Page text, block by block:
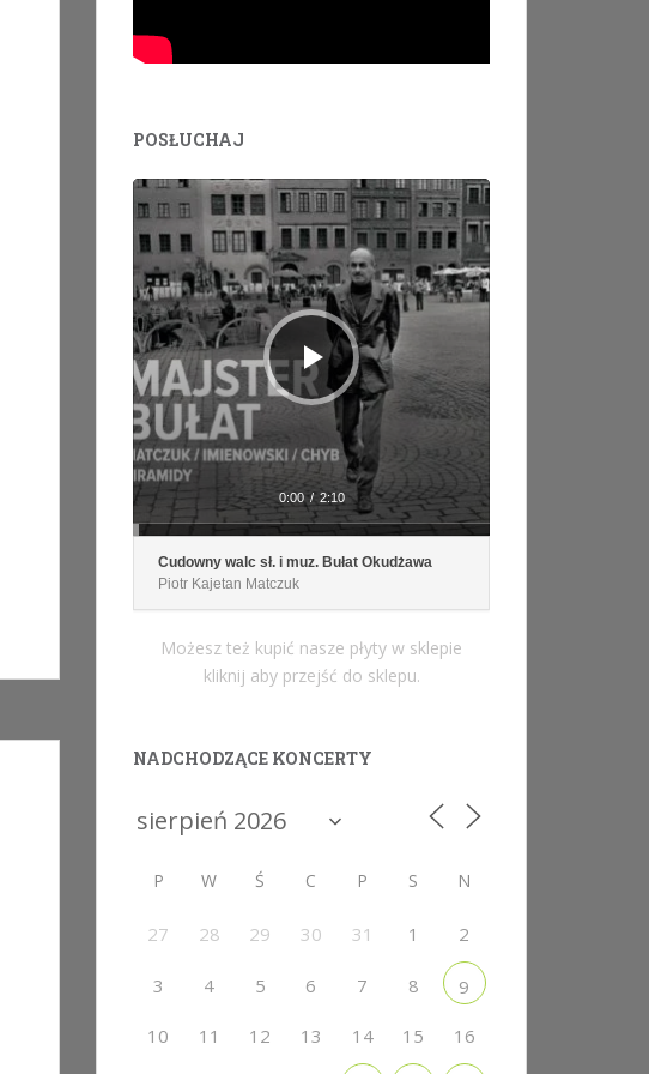
POSŁUCHAJ
Odtwarzacz
plików
dźwiękowych
0:00 / 2:10
Cudowny walc sł. i muz. Bułat Okudżawa
Piotr Kajetan Matczuk
Możesz też kupić nasze płyty w sklepie
kliknij aby przejść do sklepu.
NADCHODZĄCE KONCERTY
P W Ś C P S N
27 28 29 30 31 1 2
3 4 5 6 7 8 9
10 11 12 13 14 15 16